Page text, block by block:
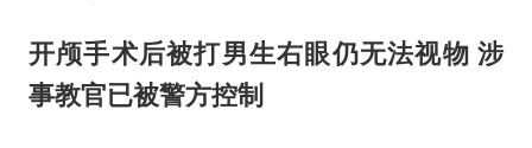
开颅手术后被打男生右眼仍无法视物 涉
事教官已被警方控制